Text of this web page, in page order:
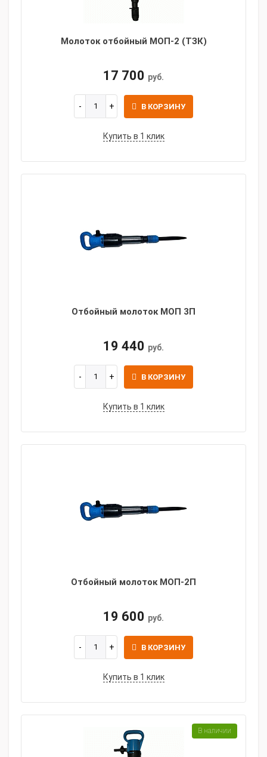
Молоток отбойный МОП-2 (ТЗК)
17 700 руб.
В КОРЗИНУ
Купить в 1 клик
Отбойный молоток МОП 3П
19 440 руб.
В КОРЗИНУ
Купить в 1 клик
Отбойный молоток МОП-2П
19 600 руб.
В КОРЗИНУ
Купить в 1 клик
В наличии